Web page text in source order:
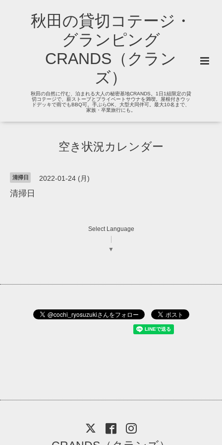
秋田の貸切コテージ・
グランピング
CRANDS（クラン
ズ）
秋田の自然に佇む、泊まれる大人の秘密基地CRANDS。1日1組限定の貸
切コテージで、薪ストーブとプライベートサウナを満喫。屋根付きウッ
ドデッキで雨でもBBQ可。手ぶらOK、大型犬同伴可。最大10名まで、
家族・卒業旅行にも。
空き状況カレンダー
清掃日 2022-01-24 (月)
清掃日
Select Language
▼